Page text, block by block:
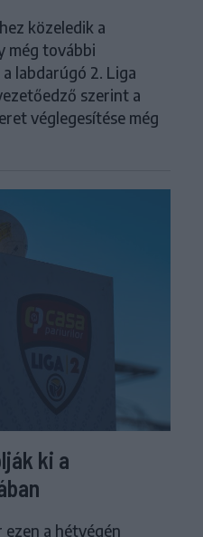
közeledik a
még további
labdarúgó 2. Liga
szerint a
véglegesítése még
ki a
ezen a hétvégén